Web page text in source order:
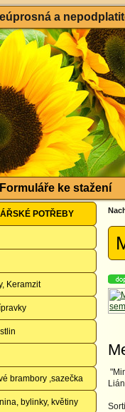
a
Formuláře ke stažení
POTŘEBY
Keramzit
brambory ,sazečka
bylinky, květiny